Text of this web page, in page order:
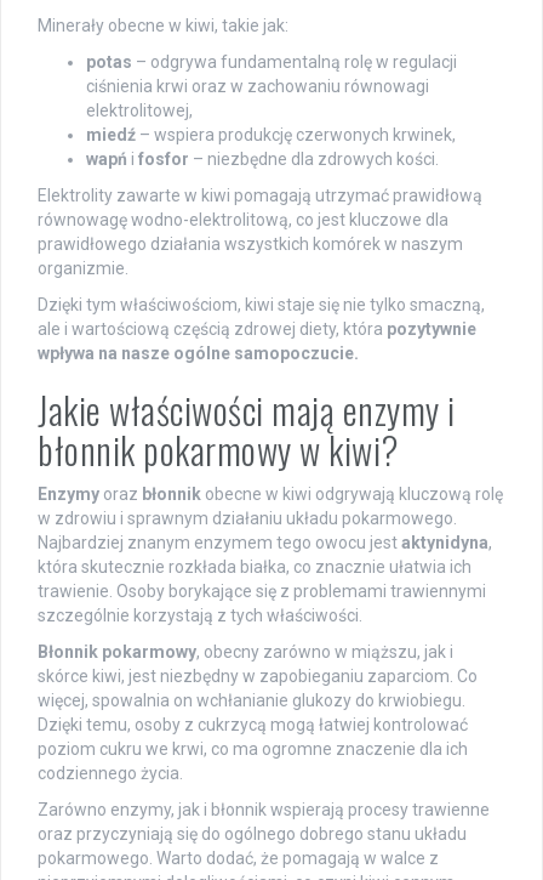
Minerały obecne w kiwi, takie jak:
potas – odgrywa fundamentalną rolę w regulacji
ciśnienia krwi oraz w zachowaniu równowagi
elektrolitowej,
miedź – wspiera produkcję czerwonych krwinek,
wapń i fosfor – niezbędne dla zdrowych kości.
Elektrolity zawarte w kiwi pomagają utrzymać prawidłową
równowagę wodno-elektrolitową, co jest kluczowe dla
prawidłowego działania wszystkich komórek w naszym
organizmie.
Dzięki tym właściwościom, kiwi staje się nie tylko smaczną,
ale i wartościową częścią zdrowej diety, która pozytywnie
wpływa na nasze ogólne samopoczucie.
Jakie właściwości mają enzymy i
błonnik pokarmowy w kiwi?
Enzymy oraz błonnik obecne w kiwi odgrywają kluczową rolę
w zdrowiu i sprawnym działaniu układu pokarmowego.
Najbardziej znanym enzymem tego owocu jestaktynidyna,
która skutecznie rozkłada białka, co znacznie ułatwia ich
trawienie. Osoby borykające się z problemami trawiennymi
szczególnie korzystają z tych właściwości.
Błonnik pokarmowy, obecny zarówno w miąższu, jak i
skórce kiwi, jest niezbędny w zapobieganiu zaparciom. Co
więcej, spowalnia on wchłanianie glukozy do krwiobiegu.
Dzięki temu, osoby z cukrzycą mogą łatwiej kontrolować
poziom cukru we krwi, co ma ogromne znaczenie dla ich
codziennego życia.
Zarówno enzymy, jak i błonnik wspierają procesy trawienne
oraz przyczyniają się do ogólnego dobrego stanu układu
pokarmowego. Warto dodać, że pomagają w walce z